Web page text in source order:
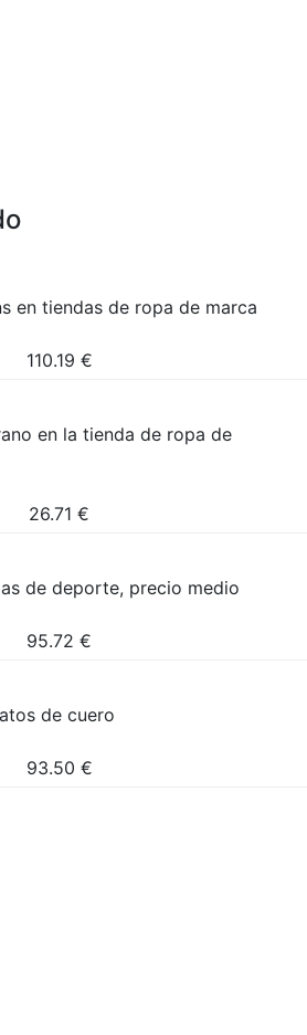
en tiendas de ropa de marca
110.19 €
en la tienda de ropa de
26.71 €
de deporte, precio medio
95.72 €
de cuero
93.50 €